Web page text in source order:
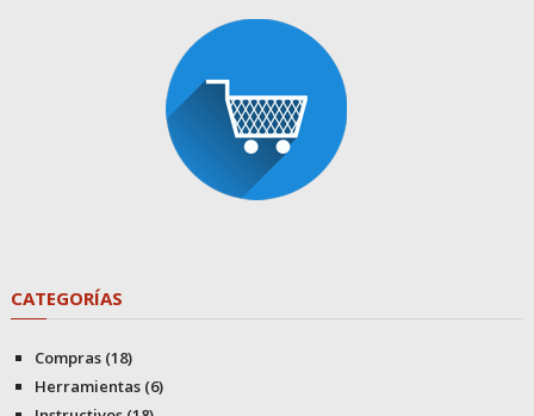
CATEGORÍAS
Compras(18)
Herramientas(6)